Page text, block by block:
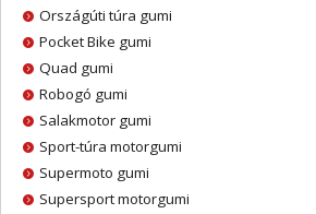
Országúti túra gumi
Pocket Bike gumi
Quad gumi
Robogó gumi
Salakmotor gumi
Sport-túra motorgumi
Supermoto gumi
Supersport motorgumi